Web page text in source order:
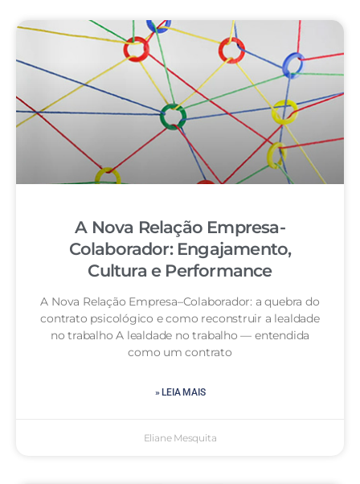
A Nova Relação Empresa-
Colaborador: Engajamento,
Cultura e Performance
A Nova Relação Empresa–Colaborador: a quebra do
contrato psicológico e como reconstruir a lealdade
no trabalho A lealdade no trabalho — entendida
como um contrato
» LEIA MAIS
Eliane Mesquita